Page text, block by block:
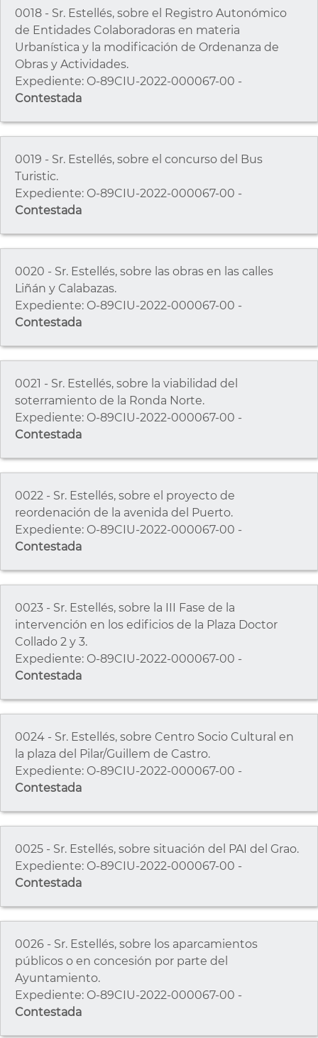
0018 - Sr. Estellés, sobre el Registro Autonómico
de Entidades Colaboradoras en materia
Urbanística y la modificación de Ordenanza de
Obras y Actividades.
Expediente: O-89CIU-2022-000067-00 -
Contestada
0019 - Sr. Estellés, sobre el concurso del Bus
Turistic.
Expediente: O-89CIU-2022-000067-00 -
Contestada
0020 - Sr. Estellés, sobre las obras en las calles
Liñán y Calabazas.
Expediente: O-89CIU-2022-000067-00 -
Contestada
0021 - Sr. Estellés, sobre la viabilidad del
soterramiento de la Ronda Norte.
Expediente: O-89CIU-2022-000067-00 -
Contestada
0022 - Sr. Estellés, sobre el proyecto de
reordenación de la avenida del Puerto.
Expediente: O-89CIU-2022-000067-00 -
Contestada
0023 - Sr. Estellés, sobre la III Fase de la
intervención en los edificios de la Plaza Doctor
Collado 2 y 3.
Expediente: O-89CIU-2022-000067-00 -
Contestada
0024 - Sr. Estellés, sobre Centro Socio Cultural en
la plaza del Pilar/Guillem de Castro.
Expediente: O-89CIU-2022-000067-00 -
Contestada
0025 - Sr. Estellés, sobre situación del PAI del Grao.
Expediente: O-89CIU-2022-000067-00 -
Contestada
0026 - Sr. Estellés, sobre los aparcamientos
públicos o en concesión por parte del
Ayuntamiento.
Expediente: O-89CIU-2022-000067-00 -
Contestada